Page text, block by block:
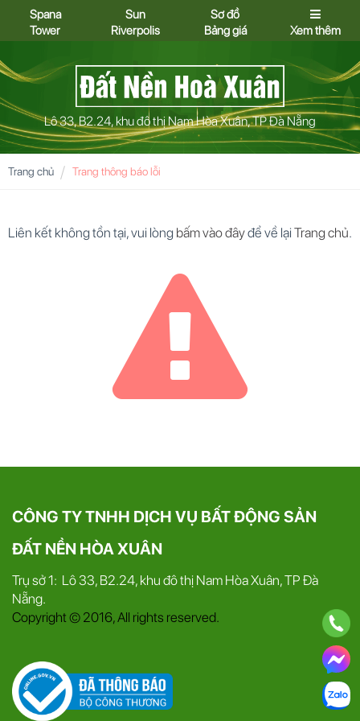
Spana
Tower
Sun
Riverpolis
Sơ đồ
Bảng giá
Xem thêm
Lô 33, B2.24, khu đô thị Nam Hòa Xuân, TP Đà Nẵng
Trang chủ Trang thông báo lỗi
Liên kết không tồn tại, vui lòng bấm vào đâyđể về lại Trang chủ.
CÔNG TY TNHH DỊCH VỤ BẤT ĐỘNG SẢN
ĐẤT NỀN HÒA XUÂN
Trụ sở 1: Lô 33, B2.24, khu đô thị Nam Hòa Xuân, TP Đà
Nẵng.
Copyright © 2016, All rights reserved.